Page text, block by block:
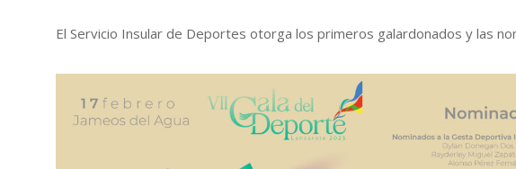
El Servicio Insular de Deportes otorga los primeros galardonados y las